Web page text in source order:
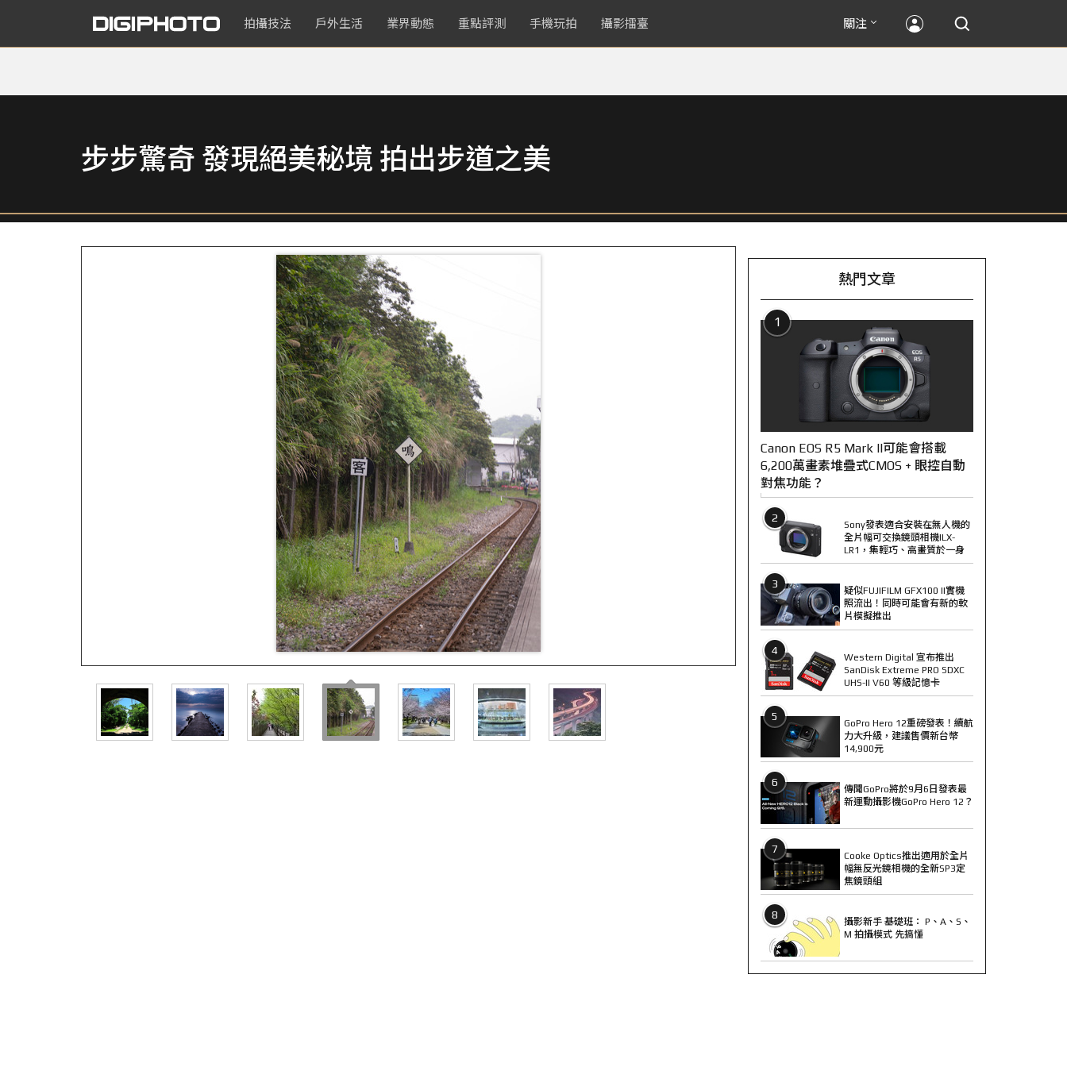
拍攝技法 戶外生活 業界動態 重點評測 手機玩拍 攝影擂臺 關注
步步驚奇 發現絕美秘境 拍出步道之美
熱門文章
1
Canon EOS R5 Mark II可能會搭載
6,200萬畫素堆疊式CMOS + 眼控自動
對焦功能？
2
Sony發表適合安裝在無人機的
全片幅可交換鏡頭相機ILX-
LR1，集輕巧、高畫質於一身
3
疑似FUJIFILM GFX100 II實機
照流出！同時可能會有新的軟
片模擬推出
4
Western Digital 宣布推出
SanDisk Extreme PRO SDXC
UHS-II V60 等級記憶卡
5
GoPro Hero 12重磅發表！續航
力大升級，建議售價新台幣
14,900元
6
傳聞GoPro將於9月6日發表最
新運動攝影機GoPro Hero 12？
7
Cooke Optics推出適用於全片
幅無反光鏡相機的全新SP3定
焦鏡頭組
8
攝影新手 基礎班： P、A、S、
M 拍攝模式 先搞懂